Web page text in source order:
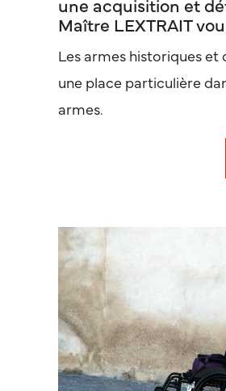
une acquisition et
Maître LEXTRAIT
Les armes historiques
une place particulière
armes.